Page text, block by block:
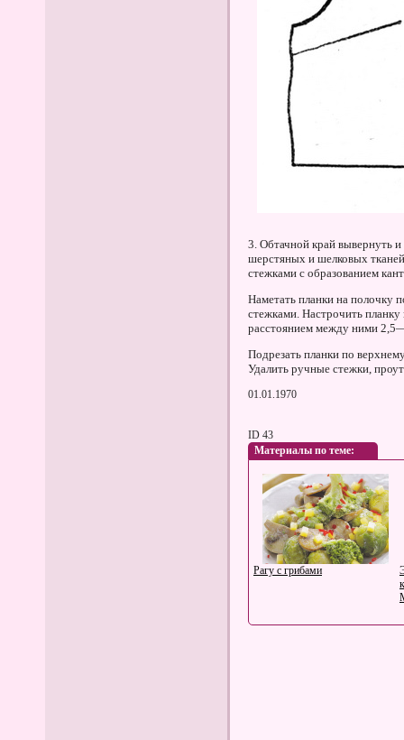
3. Обтачной край вывернуть
шерстяных и шелковых
стежками с образованием
Наметать планки на
стежками. Настрочить
расстоянием между ними
Подрезать планки по
Удалить ручные стежки,
01.01.1970
ID 43
Материалы по теме:
Рагу с грибами